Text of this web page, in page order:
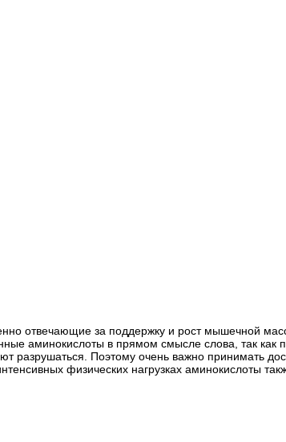
отвечающие за поддержку и рост мышечной
аминокислоты в прямом смысле слова, так как
разрушаться. Поэтому очень важно принимать
физических нагрузках аминокислоты